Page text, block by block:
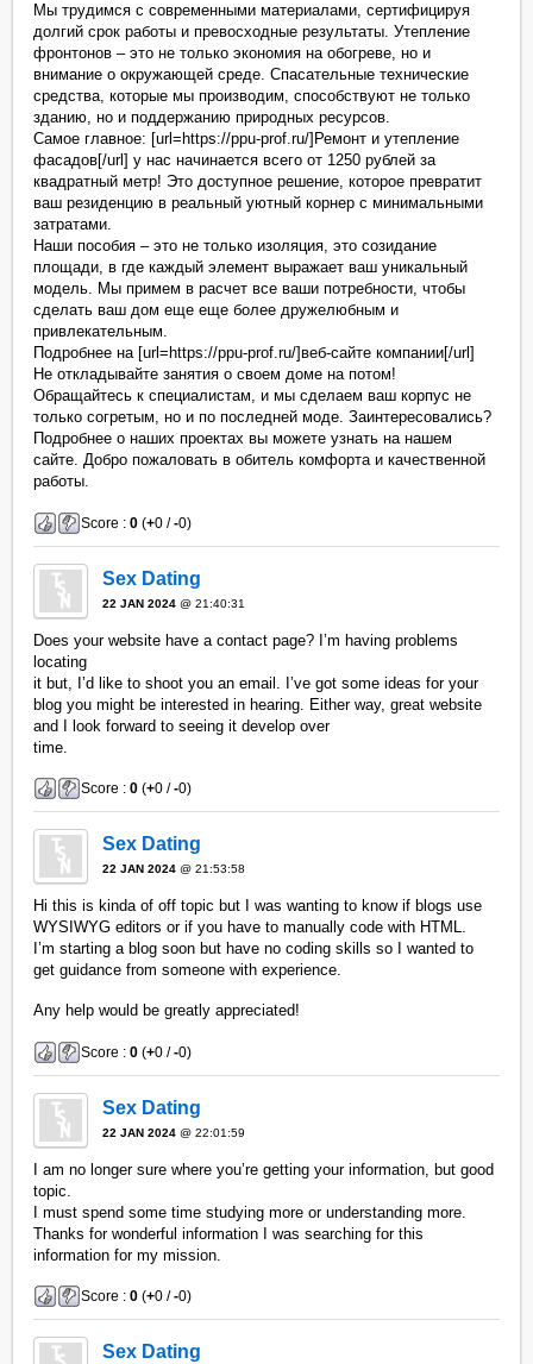
Мы трудимся с современными материалами, сертифицируя
долгий срок работы и превосходные результаты. Утепление
фронтонов – это не только экономия на обогреве, но и
внимание о окружающей среде. Спасательные технические
средства, которые мы производим, способствуют не только
зданию, но и поддержанию природных ресурсов.
Самое главное: [url=https://ppu-prof.ru/]Ремонт и утепление
фасадов[/url] у нас начинается всего от 1250 рублей за
квадратный метр! Это доступное решение, которое превратит
ваш резиденцию в реальный уютный корнер с минимальными
затратами.
Наши пособия – это не только изоляция, это созидание
площади, в где каждый элемент выражает ваш уникальный
модель. Мы примем в расчет все ваши потребности, чтобы
сделать ваш дом еще еще более дружелюбным и
привлекательным.
Подробнее на [url=https://ppu-prof.ru/]веб-сайте компании[/url]
Не откладывайте занятия о своем доме на потом!
Обращайтесь к специалистам, и мы сделаем ваш корпус не
только согретым, но и по последней моде. Заинтересовались?
Подробнее о наших проектах вы можете узнать на нашем
сайте. Добро пожаловать в обитель комфорта и качественной
работы.
Score :0 (+0 /-0)
Sex Dating
22 JAN 2024 @ 21:40:31
Does your website have a contact page? I’m having problems
locating
it but, I’d like to shoot you an email. I’ve got some ideas for your
blog you might be interested in hearing. Either way, great website
and I look forward to seeing it develop over
time.
Score :0 (+0 /-0)
Sex Dating
22 JAN 2024 @ 21:53:58
Hi this is kinda of off topic but I was wanting to know if blogs use
WYSIWYG editors or if you have to manually code with HTML.
I’m starting a blog soon but have no coding skills so I wanted to
get guidance from someone with experience.
Any help would be greatly appreciated!
Score :0 (+0 /-0)
Sex Dating
22 JAN 2024 @ 22:01:59
I am no longer sure where you’re getting your information, but good
topic.
I must spend some time studying more or understanding more.
Thanks for wonderful information I was searching for this
information for my mission.
Score :0 (+0 /-0)
Sex Dating